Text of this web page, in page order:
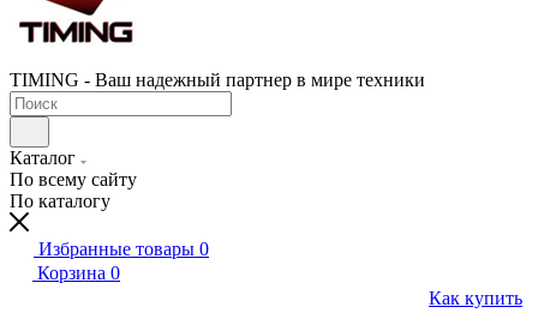
TIMING - Ваш надежный партнер в мире техники
Каталог
По всему сайту
По каталогу
Избранные товары 0
Корзина 0
Как купить